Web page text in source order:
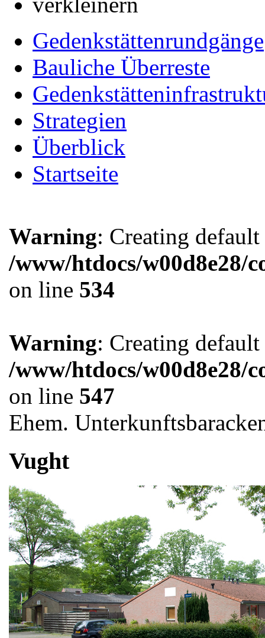
Gedenkstättenrundgänge
Bauliche Überreste
Strategien
Überblick
Startseite
Warning: Creating
/www/htdocs/w00d8e28/
on line 534
Warning: Creating
/www/htdocs/w00d8e28/
on line 547
Ehem.
Vught